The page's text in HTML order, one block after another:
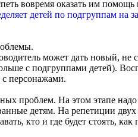
вовремя оказать им помощь
детей по подгруппам на
может дать новый, не
с подгруппами детей).
с персонажами.
проблем. На этом этапе надо
детям. На репетиции
кто и где будет стоять,